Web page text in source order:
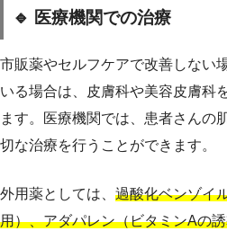
🔹 医療機関での治療
市販薬やセルフケアで改善しない
いる場合は、皮膚科や美容皮膚科
ます。医療機関では、患者さんの
切な治療を行うことができます。
外用薬としては、 過酸化ベンゾイ
用）、アダパレン（ビタミンAの